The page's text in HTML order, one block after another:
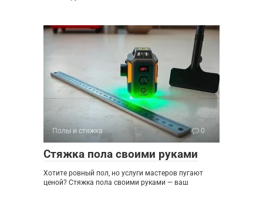
Полы и стяжка 0
Стяжка пола своими руками
Хотите ровный пол, но услуги мастеров пугают
ценой? Стяжка пола своими руками — ваш